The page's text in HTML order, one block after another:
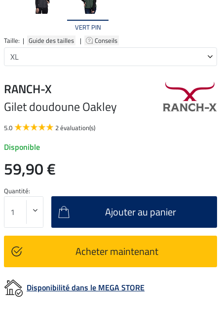
VERT PIN
Taille: | Guide des tailles | Conseils
RANCH-X
Gilet doudoune Oakley
5.0 2 évaluation(s)
Disponible
59,90 €
Quantité:
Ajouter au panier
Acheter maintenant
Disponibilité dans le MEGA STORE